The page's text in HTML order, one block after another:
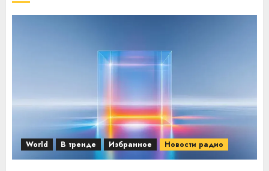
World В тренде Избранное Новости радио